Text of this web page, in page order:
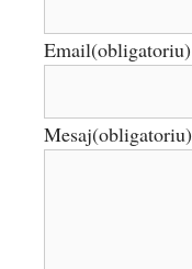
Email(obligatoriu)
Mesaj(obligatoriu)